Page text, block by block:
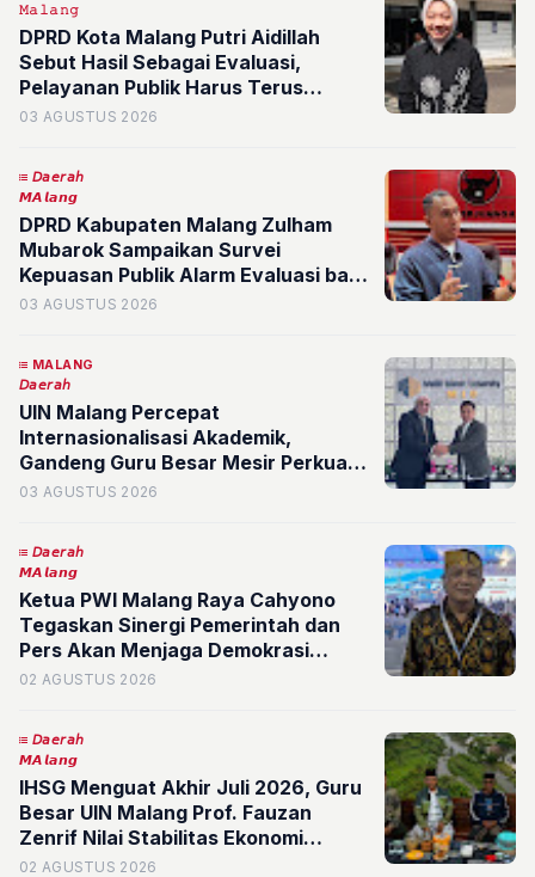
𝙼𝚊𝚕𝚊𝚗𝚐
DPRD Kota Malang Putri Aidillah
Sebut Hasil Sebagai Evaluasi,
Pelayanan Publik Harus Terus
Ditingkatkan
03 AGUSTUS 2026
𝘋𝘢𝘦𝘳𝘢𝘩
𝙈𝘼𝙡𝙖𝙣𝙜
DPRD Kabupaten Malang Zulham
Mubarok Sampaikan Survei
Kepuasan Publik Alarm Evaluasi bagi
Pemerintah
03 AGUSTUS 2026
MALANG
𝘋𝘢𝘦𝘳𝘢𝘩
UIN Malang Percepat
Internasionalisasi Akademik,
Gandeng Guru Besar Mesir Perkuat
Kajian Bahasa Arab
03 AGUSTUS 2026
𝘋𝘢𝘦𝘳𝘢𝘩
𝙈𝘼𝙡𝙖𝙣𝙜
Ketua PWI Malang Raya Cahyono
Tegaskan Sinergi Pemerintah dan
Pers Akan Menjaga Demokrasi
Bangsa
02 AGUSTUS 2026
𝘋𝘢𝘦𝘳𝘢𝘩
𝙈𝘼𝙡𝙖𝙣𝙜
IHSG Menguat Akhir Juli 2026, Guru
Besar UIN Malang Prof. Fauzan
Zenrif Nilai Stabilitas Ekonomi
Indonesia Semakin Kokoh
02 AGUSTUS 2026